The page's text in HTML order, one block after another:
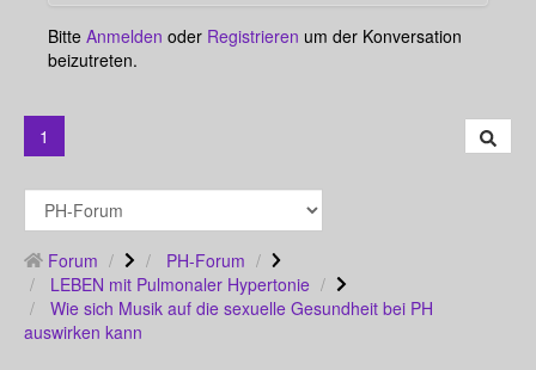
Bitte Anmelden oder Registrieren um der Konversation
beizutreten.
1
Forum
PH-Forum
LEBEN mit Pulmonaler Hypertonie
Wie sich Musik auf die sexuelle Gesundheit bei PH
auswirken kann